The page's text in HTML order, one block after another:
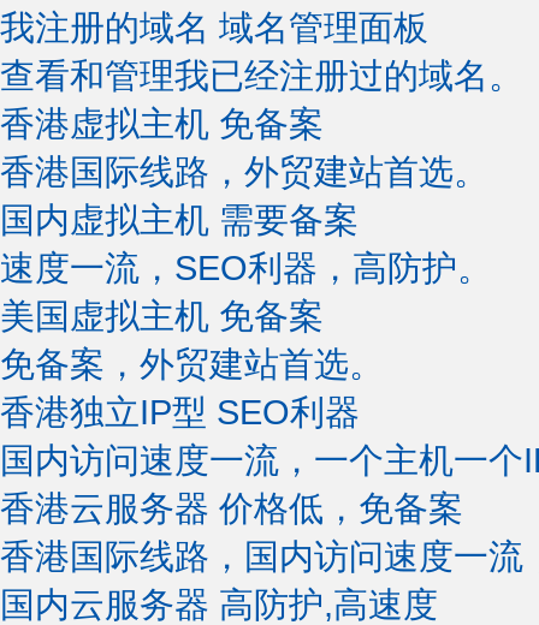
我注册的域名 域名管理面板
查看和管理我已经注册过的域名。
香港虚拟主机 免备案
香港国际线路，外贸建站首选。
国内虚拟主机 需要备案
速度一流，SEO利器，高防护。
美国虚拟主机 免备案
免备案，外贸建站首选。
香港独立IP型 SEO利器
国内访问速度一流，一个主机一个
香港云服务器 价格低，免备案
香港国际线路，国内访问速度一
国内云服务器 高防护,高速度